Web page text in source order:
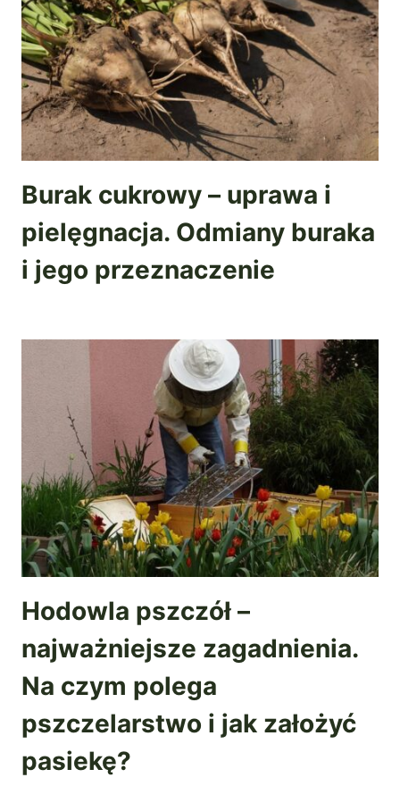
Burak cukrowy – uprawa i
pielęgnacja. Odmiany buraka
i jego przeznaczenie
Hodowla pszczół –
najważniejsze zagadnienia.
Na czym polega
pszczelarstwo i jak założyć
pasiekę?